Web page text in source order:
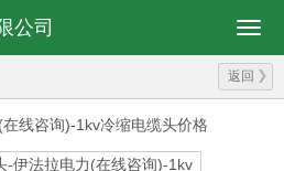
公司
返回
线咨询)-1kv冷缩电缆头价格